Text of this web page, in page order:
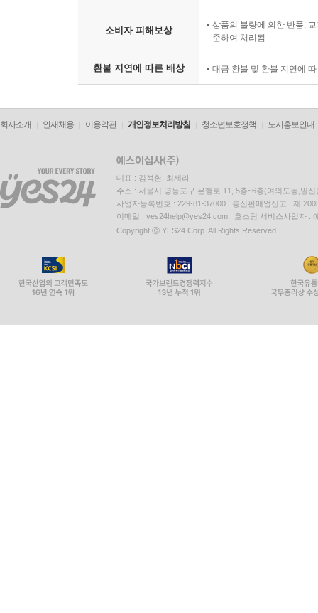
소비자 피해보상
상품의 불량에 의한 반품,
준하여 처리됨
환불 지연에 따른 배상 대금 환불 및 환불 지연에
회사소개 인재채용 이용약관 개인정보처리방침 청소년보호정책 도서홍보안내
대표 : 김석환, 최세라
주소 : 서울시 영등포구 은행로 11, 5층~6층(여의도동,일신
사업자등록번호 : 229-81-37000 통신판매업신고 : 제
이메일 : yes24help@yes24.com 호스팅 서비스사업자 :
Copyright ⓒ YES24 Corp. All Rights Reserved.